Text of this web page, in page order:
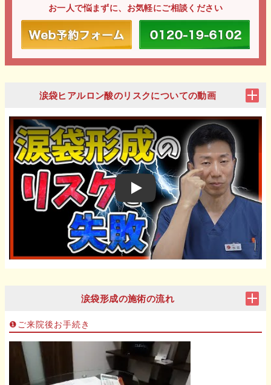
お一人で悩まずに、お気軽にご相談ください
涙袋ヒアルロン酸のリスクについての動画
Play
涙袋形成の施術の流れ
❶ご来院後お手続き